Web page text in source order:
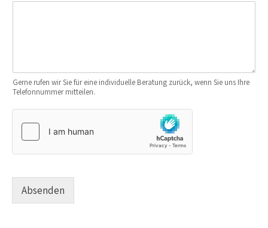
Gerne rufen wir Sie für eine individuelle Beratung zurück, wenn Sie uns Ihre
Telefonnummer mitteilen.
Absenden